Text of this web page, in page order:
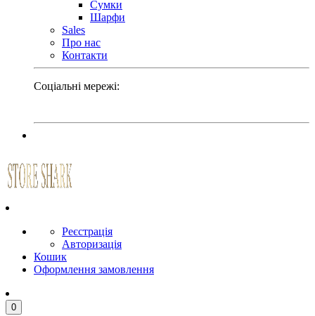
Сумки
Шарфи
Sales
Про нас
Контакти
Соціальні мережі:
Реєстрація
Авторизація
Кошик
Оформлення замовлення
0